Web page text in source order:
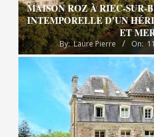
MAISON ROZ À RIEC-SUR-
INTEMPORELLE D’UN
ET
By: Laure Pierre On: